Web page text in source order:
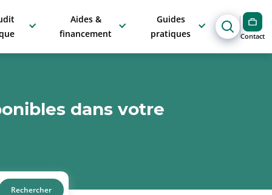
Aides &
financement
Guides
pratiques
Contact
dans votre
Rechercher